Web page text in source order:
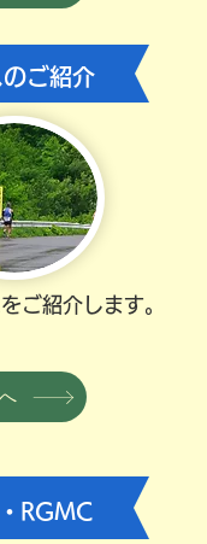
ご紹介
ご紹介します。
RGMC